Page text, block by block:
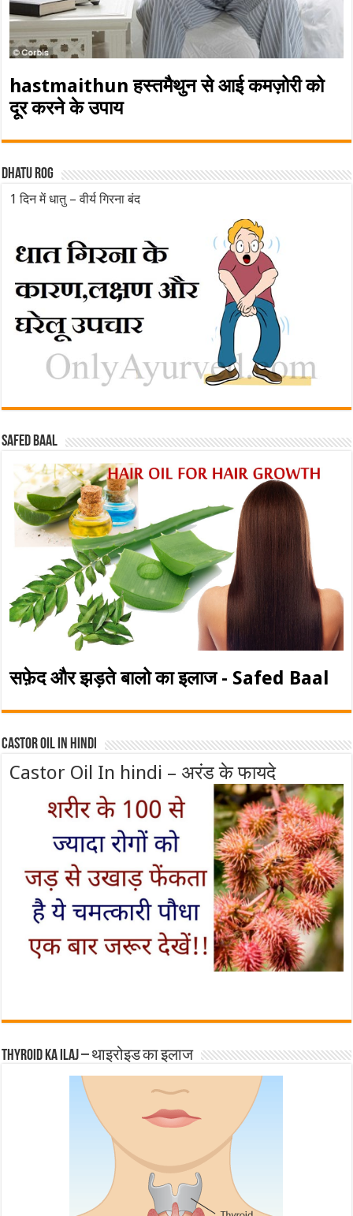
hastmaithun हस्तमैथुन से आई कमज़ोरी को
दूर करने के उपाय
Dhatu rog
1 दिन में धातु – वीर्य गिरना बंद
Safed baal
सफ़ेद और झड़ते बालो का इलाज - Safed Baal
Castor Oil In Hindi
Castor Oil In hindi – अरंड के फायदे
Thyroid ka ilaj – थाइरोइड का इलाज